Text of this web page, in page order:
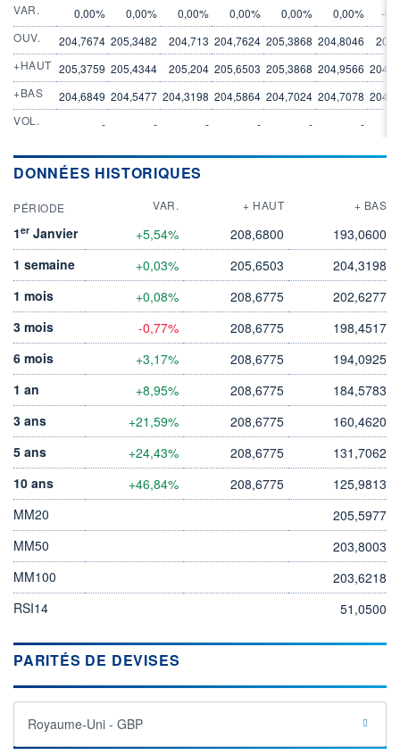
VAR.
0,00% 0,00% 0,00% 0,00% 0,00% 0,00%
-
OUV.
204,7674 205,3482 204,713 204,7624 205,3868 204,8046
+HAUT 205,3759 205,4344 205,204 205,6503 205,3868 204,9566
+BAS
204,6849 204,5477 204,3198 204,5864 204,7024 204,7078
VOL.
- - - - - -
DONNÉES HISTORIQUES
PÉRIODE VAR. + HAUT + BAS
1er Janvier +5,54% 208,6800
193,0600
1 semaine
+0,03% 205,6503
204,3198
1 mois
+0,08% 208,6775
202,6277
3 mois
-0,77% 208,6775
198,4517
6 mois
+3,17% 208,6775
194,0925
1 an
+8,95% 208,6775
184,5783
3 ans
+21,59% 208,6775
160,4620
5 ans
+24,43% 208,6775
131,7062
10 ans
+46,84% 208,6775
125,9813
MM20
205,5977
MM50
203,8003
MM100
203,6218
RSI14
51,0500
PARITÉS DE DEVISES
Royaume-Uni - GBP